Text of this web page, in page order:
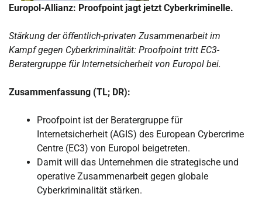
Europol-Allianz: Proofpoint jagt jetzt Cyberkriminelle.
Stärkung der öffentlich-privaten Zusammenarbeit im
Kampf gegen Cyberkriminalität: Proofpoint tritt EC3-
Beratergruppe für Internetsicherheit von Europol bei.
Zusammenfassung (TL; DR):
Proofpoint ist der Beratergruppe für
Internetsicherheit (AGIS) des European Cybercrime
Centre (EC3) von Europol beigetreten.
Damit will das Unternehmen die strategische und
operative Zusammenarbeit gegen globale
Cyberkriminalität stärken.